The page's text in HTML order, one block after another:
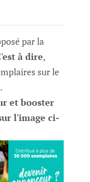
par la
à dire,
sur le
et booster
l'image ci-